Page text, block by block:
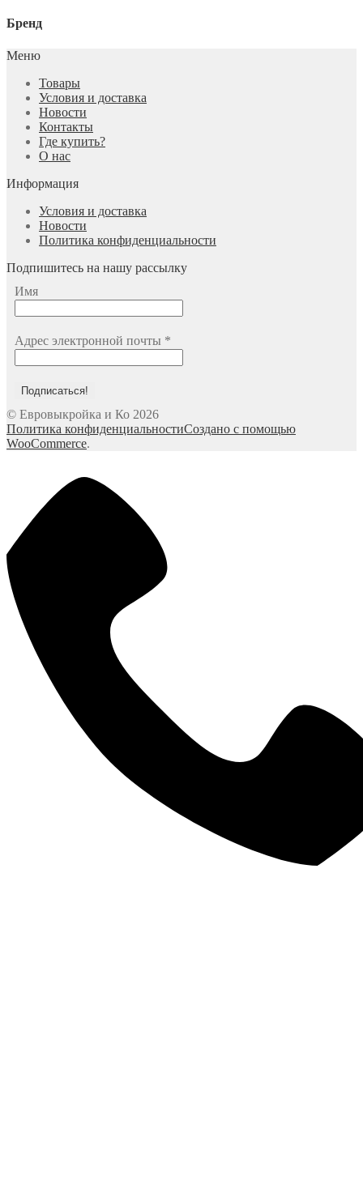
Бренд
Меню
Товары
Условия и доставка
Новости
Контакты
Где купить?
О нас
Информация
Условия и доставка
Новости
Политика конфиденциальности
Подпишитесь на нашу рассылку
Имя
Адрес электронной почты *
© Евровыкройка и Ко 2026
Политика конфиденциальностиСоздано с помощью
WooCommerce.